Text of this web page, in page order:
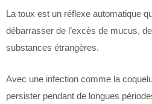
La toux est un réflexe automatique
débarrasser de l’excès de mucus,
substances étrangères.
Avec une infection comme la
persister pendant de longues